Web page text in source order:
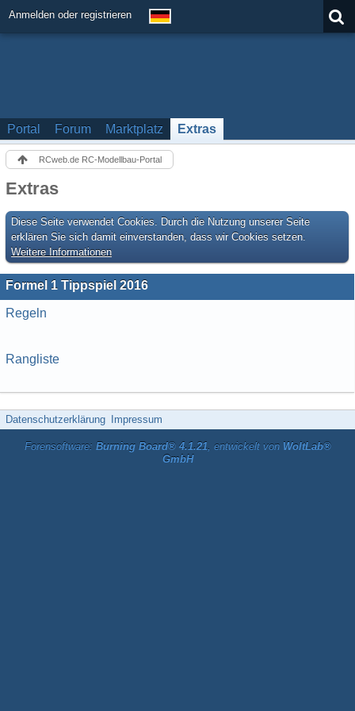
Anmelden oder registrieren
Portal Forum Marktplatz Extras
RCweb.de RC-Modellbau-Portal
Extras
Diese Seite verwendet Cookies. Durch die Nutzung unserer Seite
erklären Sie sich damit einverstanden, dass wir Cookies setzen.
Weitere Informationen
Formel 1 Tippspiel 2016
Regeln
Rangliste
Datenschutzerklärung Impressum
Forensoftware: Burning Board® 4.1.21, entwickelt von WoltLab®
GmbH